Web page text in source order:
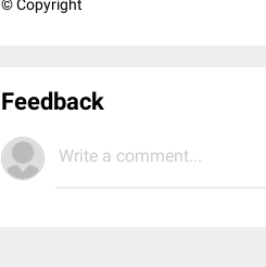
© Copyright
Feedback
Write a comment...